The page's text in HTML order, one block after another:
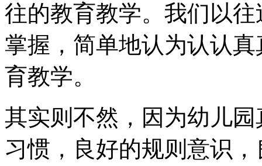
往的教育教学。我们以
掌握，简单地认为认认
育教学。
其实则不然，因为幼儿
习惯，良好的规则意识